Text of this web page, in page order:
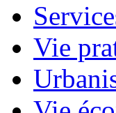
Vie